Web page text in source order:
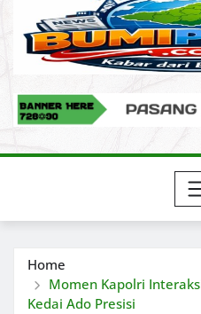
Home
Momen Kapolri
Kedai Ado Presisi